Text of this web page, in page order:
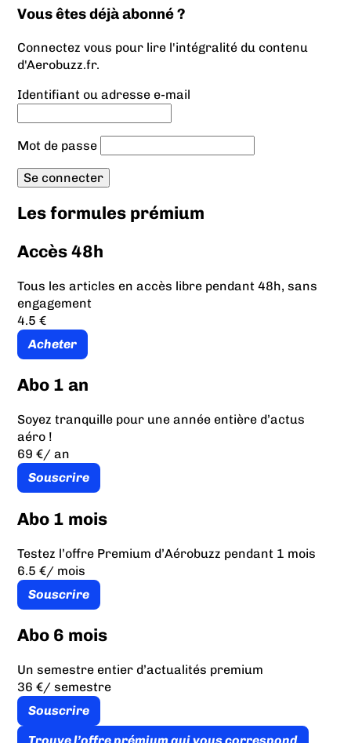
Vous êtes déjà abonné ?
Connectez vous pour lire l'intégralité du contenu
d'Aerobuzz.fr.
Identifiant ou adresse e-mail
Mot de passe
Les formules prémium
Accès 48h
Tous les articles en accès libre pendant 48h, sans
engagement
4.5 €
Acheter
Abo 1 an
Soyez tranquille pour une année entière d’actus
aéro !
69 €/ an
Souscrire
Abo 1 mois
Testez l’offre Premium d’Aérobuzz pendant 1 mois
6.5 €/ mois
Souscrire
Abo 6 mois
Un semestre entier d’actualités premium
36 €/ semestre
Souscrire